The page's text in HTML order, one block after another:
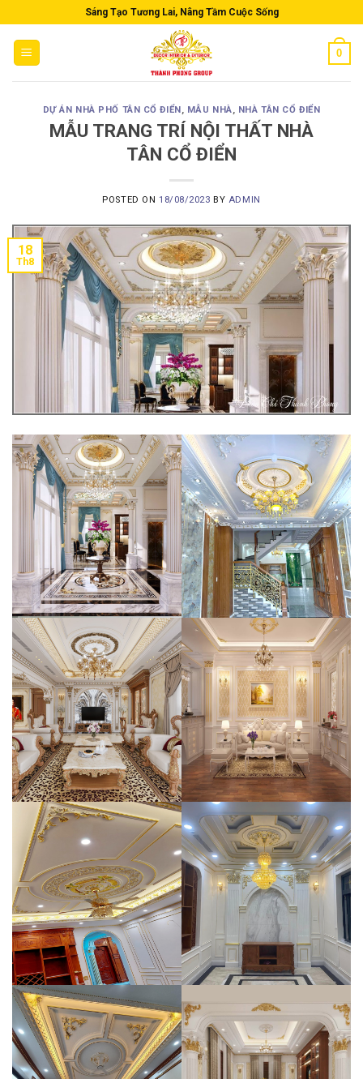
to
content
Sáng Tạo Tương Lai, Nâng Tầm Cuộc Sống
0
DỰ ÁN NHÀ PHỐ TÂN CỔ ĐIỂN, MẪU NHÀ, NHÀ TÂN CỔ ĐIỂN
MẪU TRANG TRÍ NỘI THẤT NHÀ
TÂN CỔ ĐIỂN
POSTED ON 18/08/2023 BY ADMIN
18
Th8